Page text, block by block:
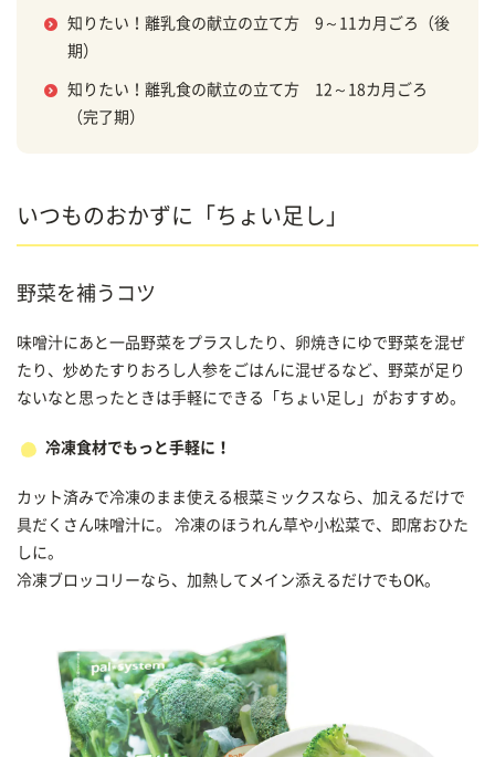
知りたい！離乳食の献立の立て方 9～11カ月ごろ（後
期）
知りたい！離乳食の献立の立て方 12～18カ月ごろ
（完了期）
いつものおかずに「ちょい足し」
野菜を補うコツ
味噌汁にあと一品野菜をプラスしたり、卵焼きにゆで野菜を混ぜ
たり、炒めたすりおろし人参をごはんに混ぜるなど、野菜が足り
ないなと思ったときは手軽にできる「ちょい足し」がおすすめ。
冷凍食材でもっと手軽に！
カット済みで冷凍のまま使える根菜ミックスなら、加えるだけで
具だくさん味噌汁に。 冷凍のほうれん草や小松菜で、即席おひた
しに。
冷凍ブロッコリーなら、加熱してメイン添えるだけでもOK。